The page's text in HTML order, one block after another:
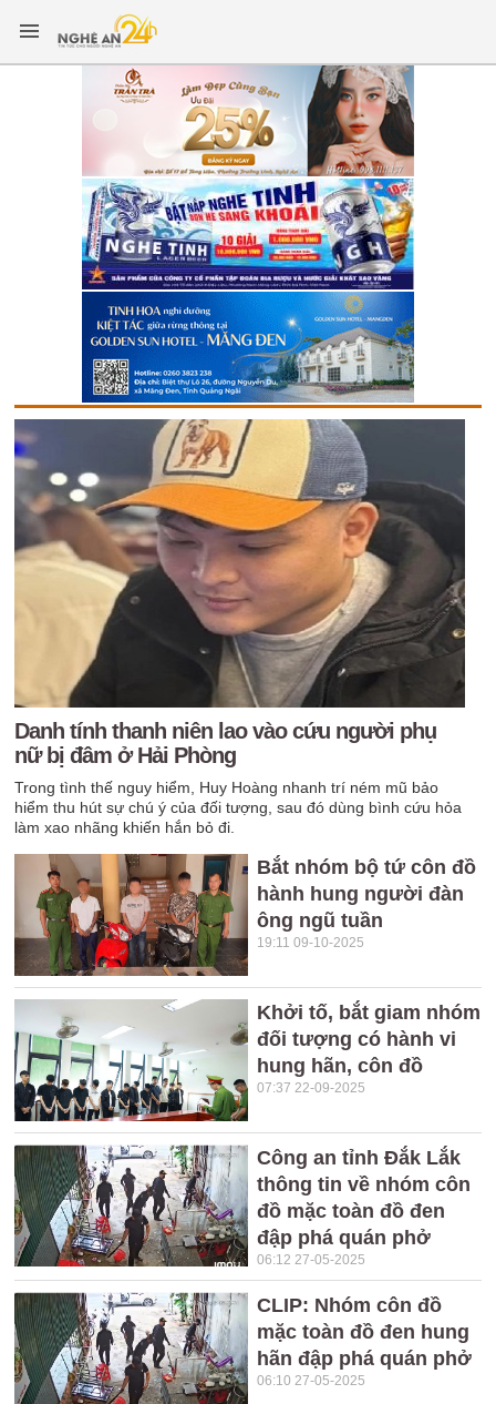
Danh tính thanh niên lao vào cứu người phụ
nữ bị đâm ở Hải Phòng
Trong tình thế nguy hiểm, Huy Hoàng nhanh trí ném mũ bảo
hiểm thu hút sự chú ý của đối tượng, sau đó dùng bình cứu hỏa
làm xao nhãng khiến hắn bỏ đi.
Bắt nhóm bộ tứ côn đồ
hành hung người đàn
ông ngũ tuần
19:11 09-10-2025
Khởi tố, bắt giam nhóm
đối tượng có hành vi
hung hãn, côn đồ
07:37 22-09-2025
Công an tỉnh Đắk Lắk
thông tin về nhóm côn
đồ mặc toàn đồ đen
đập phá quán phở
06:12 27-05-2025
CLIP: Nhóm côn đồ
mặc toàn đồ đen hung
hãn đập phá quán phở
06:10 27-05-2025